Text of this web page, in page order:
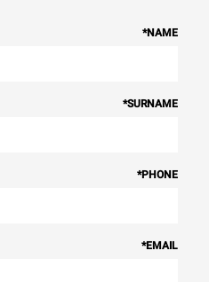
NAME
*
SURNAME
*
PHONE
*
EMAIL
*